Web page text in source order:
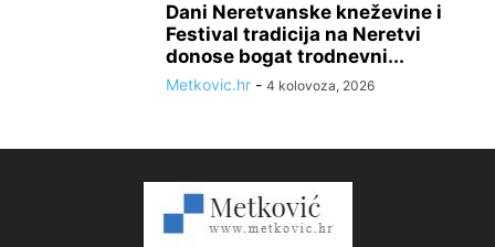
Dani Neretvanske kneževine i
Festival tradicija na Neretvi
donose bogat trodnevni...
Metkovic.hr - 4 kolovoza, 2026